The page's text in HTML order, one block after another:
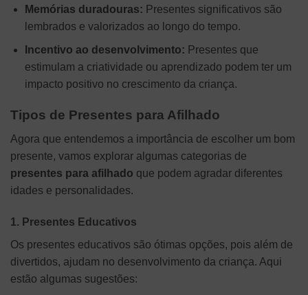
Memórias duradouras: Presentes significativos são
lembrados e valorizados ao longo do tempo.
Incentivo ao desenvolvimento: Presentes que
estimulam a criatividade ou aprendizado podem ter um
impacto positivo no crescimento da criança.
Tipos de Presentes para Afilhado
Agora que entendemos a importância de escolher um bom
presente, vamos explorar algumas categorias de
presentes para afilhado que podem agradar diferentes
idades e personalidades.
1. Presentes Educativos
Os presentes educativos são ótimas opções, pois além de
divertidos, ajudam no desenvolvimento da criança. Aqui
estão algumas sugestões: